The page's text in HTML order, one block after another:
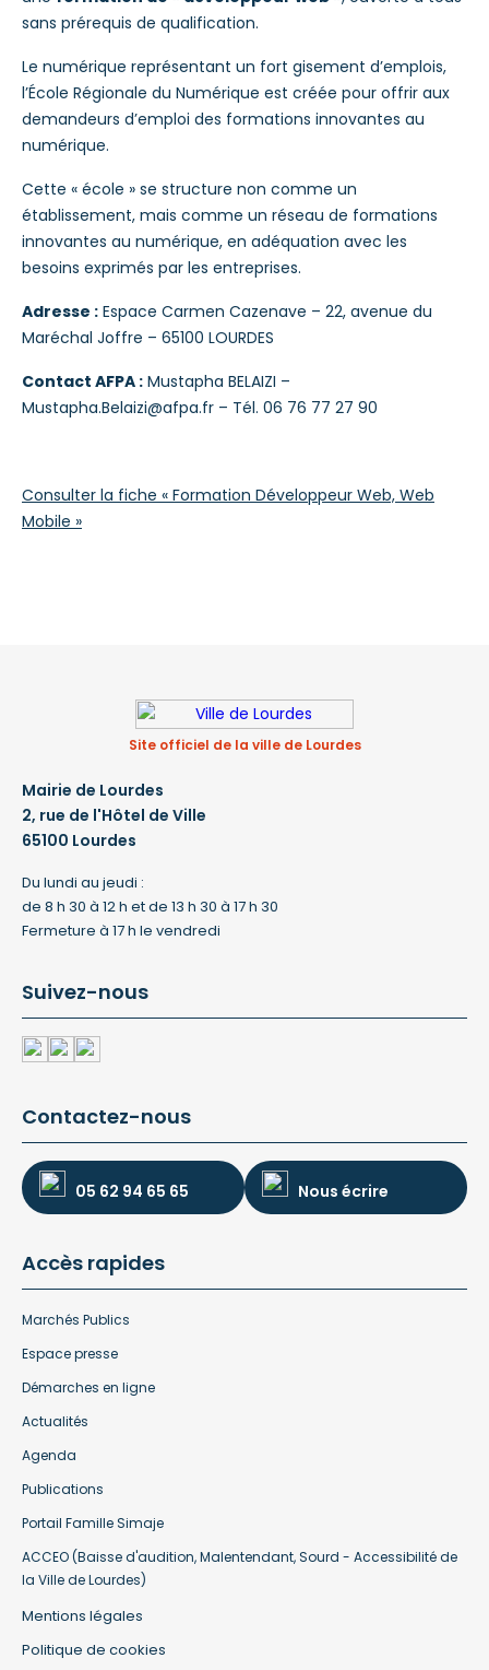
sans prérequis de qualification.
Le numérique représentant un fort gisement d’emplois,
l’École Régionale du Numérique est créée pour offrir aux
demandeurs d’emploi des formations innovantes au
numérique.
Cette « école » se structure non comme un
établissement, mais comme un réseau de formations
innovantes au numérique, en adéquation avec les
besoins exprimés par les entreprises.
Adresse : Espace Carmen Cazenave – 22, avenue du
Maréchal Joffre – 65100 LOURDES
Contact AFPA : Mustapha BELAIZI –
Mustapha.Belaizi@afpa.fr – Tél. 06 76 77 27 90
Consulter la fiche « Formation Développeur Web, Web
Mobile »
Site officiel de la ville de Lourdes
Mairie de Lourdes
2, rue de l'Hôtel de Ville
65100 Lourdes
Du lundi au jeudi :
de 8 h 30 à 12 h et de 13 h 30 à 17 h 30
Fermeture à 17 h le vendredi
Suivez-nous
Contactez-nous
05 62 94 65 65 Nous écrire
Accès rapides
Marchés Publics
Espace presse
Démarches en ligne
Actualités
Agenda
Publications
Portail Famille Simaje
ACCEO (Baisse d'audition, Malentendant, Sourd - Accessibilité de
la Ville de Lourdes)
Mentions légales
Politique de cookies